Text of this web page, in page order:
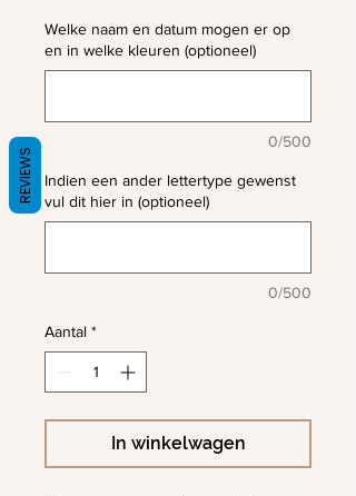
Welke naam en datum mogen er op
en in welke kleuren (optioneel)
0/500
Indien een ander lettertype gewenst
vul dit hier in (optioneel)
0/500
Aantal *
In winkelwagen
REVIEWS